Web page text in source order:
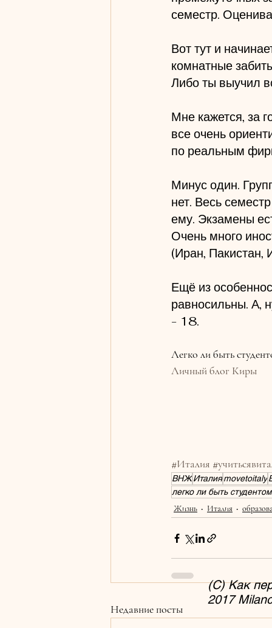
семестр.
Вот тут и
комнатные
Либо ты выучил
Мне кажется, за
все очень
по реальным
Минус один.
нет. Весь
ему. Экзамены
Очень много
(Иран, Пакистан,
Ещё из
равносильны. А,
- 18.
Легко ли быть
Личный блог Киры
#Италия
ВНЖИталияmovetoitaly
легко ли быть
Жизнь Италия
Недавние посты
(C) Как
2017